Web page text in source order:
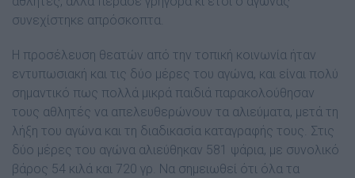
συνεχίστηκε απρόσκοπτα.
Η προσέλευση θεατών από την τοπική κοινωνία ήταν
εντυπωσιακή και τις δύο µέρες του αγώνα, και είναι πολύ
σηµαντικό πως πολλά µικρά παιδιά παρακολούθησαν
τους αθλητές να απελευθερώνουν τα αλιεύµατα, µετά τη
λήξη του αγώνα και τη διαδικασία καταγραφής τους. Στις
δύο µέρες του αγώνα αλιεύθηκαν 581 ψάρια, µε συνολικό
βάρος 54 κιλά και 720 γρ. Να σηµειωθεί ότι όλα τα